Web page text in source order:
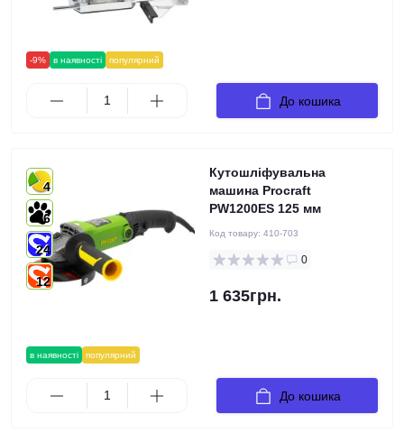
-9% в наявності популярний
До кошика
в наявності популярний
4
6
24
12
Кутошліфувальна
машина Procraft
PW1200ES 125 мм
Код товару: 410-703
0
1 635грн.
До кошика